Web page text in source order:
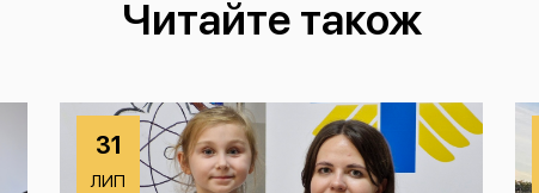
Читайте також
31
ЛИП